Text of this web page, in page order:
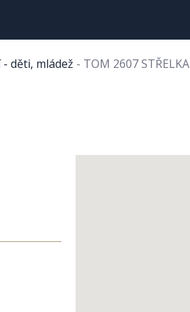
děti, mládež - TOM 2607 STŘELKA